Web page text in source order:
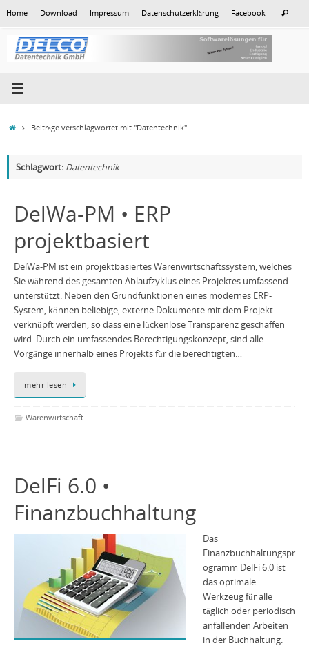
springen
Home Download Impressum Datenschutzerklärung Facebook Suchen
StartBeiträge verschlagwortet mit "Datentechnik"
Schlagwort: Datentechnik
DelWa-PM • ERP
projektbasiert
DelWa-PM ist ein projektbasiertes Warenwirtschaftssystem, welches
Sie während des gesamten Ablaufzyklus eines Projektes umfassend
unterstützt. Neben den Grundfunktionen eines modernes ERP-
System, können beliebige, externe Dokumente mit dem Projekt
verknüpft werden, so dass eine lückenlose Transparenz geschaffen
wird. Durch ein umfassendes Berechtigungskonzept, sind alle
Vorgänge innerhalb eines Projekts für die berechtigten…
mehr lesen
Warenwirtschaft
DelFi 6.0 •
Finanzbuchhaltung
Das
Finanzbuchhaltungspr
ogramm DelFi 6.0 ist
das optimale
Werkzeug für alle
täglich oder periodisch
anfallenden Arbeiten
in der Buchhaltung.